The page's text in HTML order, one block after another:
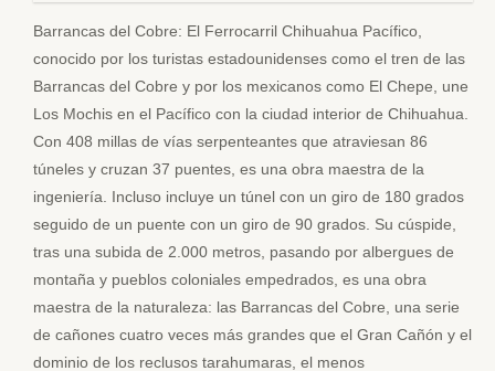
Barrancas del Cobre: El Ferrocarril Chihuahua Pacífico,
conocido por los turistas estadounidenses como el tren de las
Barrancas del Cobre y por los mexicanos como El Chepe, une
Los Mochis en el Pacífico con la ciudad interior de Chihuahua.
Con 408 millas de vías serpenteantes que atraviesan 86
túneles y cruzan 37 puentes, es una obra maestra de la
ingeniería. Incluso incluye un túnel con un giro de 180 grados
seguido de un puente con un giro de 90 grados. Su cúspide,
tras una subida de 2.000 metros, pasando por albergues de
montaña y pueblos coloniales empedrados, es una obra
maestra de la naturaleza: las Barrancas del Cobre, una serie
de cañones cuatro veces más grandes que el Gran Cañón y el
dominio de los reclusos tarahumaras, el menos